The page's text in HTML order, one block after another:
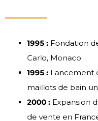
1995 : Fondation
Carlo, Monaco.
1995 : Lancement
maillots de bain
2000 : Expansion
de vente en